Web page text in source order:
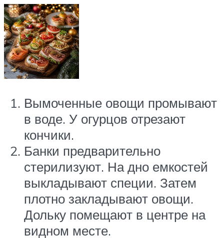
Вымоченные овощи промывают
в воде. У огурцов отрезают
кончики.
Банки предварительно
стерилизуют. На дно емкостей
выкладывают специи. Затем
плотно закладывают овощи.
Дольку помещают в центре на
видном месте.